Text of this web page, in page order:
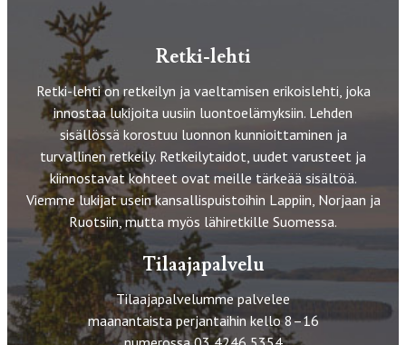
Retki-lehti
Retki-lehti on retkeilyn ja vaeltamisen erikoislehti, joka
innostaa lukijoita uusiin luontoelämyksiin. Lehden
sisällössä korostuu luonnon kunnioittaminen ja
turvallinen retkeily. Retkeilytaidot, uudet varusteet ja
kiinnostavat kohteet ovat meille tärkeää sisältöä.
Viemme lukijat usein kansallispuistoihin Lappiin, Norjaan ja
Ruotsiin, mutta myös lähiretkille Suomessa.
Tilaajapalvelu
Tilaajapalvelumme palvelee
maanantaista perjantaihin kello 8–16